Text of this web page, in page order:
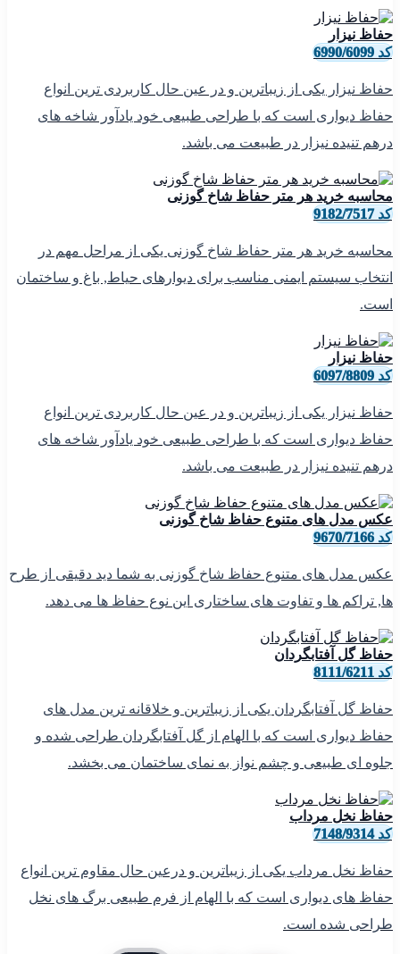
حفاظ نیزار
کد 6990/6099
حفاظ نیزار یکی از زیباترین و در عین حال کاربردی ترین انواع
حفاظ دیواری است که با طراحی طبیعی خود یادآور شاخه های
درهم تنیده نیزار در طبیعت می باشد.
محاسبه خرید هر متر حفاظ شاخ گوزنی
کد 9182/7517
محاسبه خرید هر متر حفاظ شاخ گوزنی یکی از مراحل مهم در
انتخاب سیستم ایمنی مناسب برای دیوارهای حیاط, باغ و ساختمان
است.
حفاظ نیزار
کد 6097/8809
حفاظ نیزار یکی از زیباترین و در عین حال کاربردی ترین انواع
حفاظ دیواری است که با طراحی طبیعی خود یادآور شاخه های
درهم تنیده نیزار در طبیعت می باشد.
عکس مدل های متنوع حفاظ شاخ گوزنی
کد 9670/7166
عکس مدل های متنوع حفاظ شاخ گوزنی به شما دید دقیقی از طرح
ها, تراکم ها و تفاوت های ساختاری این نوع حفاظ ها می دهد.
حفاظ گل آفتابگردان
کد 8111/6211
حفاظ گل آفتابگردان یکی از زیباترین و خلاقانه ترین مدل های
حفاظ دیواری است که با الهام از گل آفتابگردان طراحی شده و
جلوه ای طبیعی و چشم نواز به نمای ساختمان می بخشد.
حفاظ نخل مرداب
کد 7148/9314
حفاظ نخل مرداب یکی از زیباترین و درعین حال مقاوم ترین انواع
حفاظ های دیواری است که با الهام از فرم طبیعی برگ های نخل
طراحی شده است.